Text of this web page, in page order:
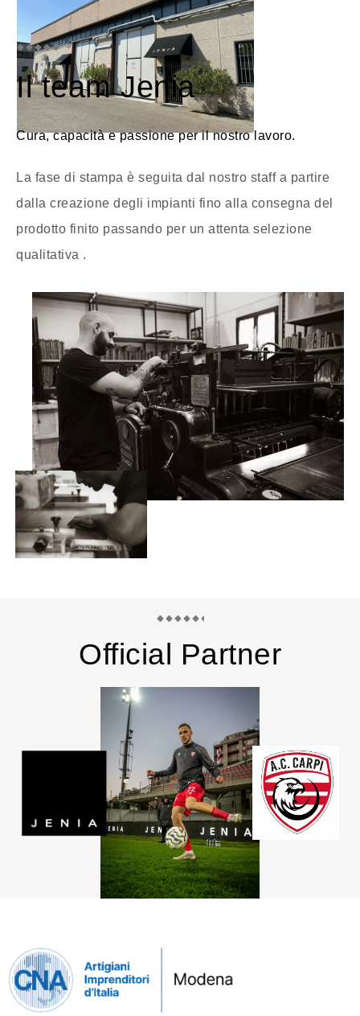
Il team Jenia
Cura, capacità e passione per il nostro lavoro.
La fase di stampa è seguita dal nostro staff a partire
dalla creazione degli impianti fino alla consegna del
prodotto finito passando per un attenta selezione
qualitativa .
Official Partner